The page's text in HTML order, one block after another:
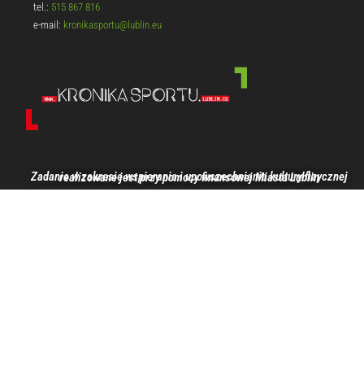
tel.: 515 867 816
e-mail: kronikasportu@lublin.eu
Zadanie w zakresie wspierania i upowszechniania kultury fizycznej realizowane jest przy pomocy finansowej Miasta Lublin